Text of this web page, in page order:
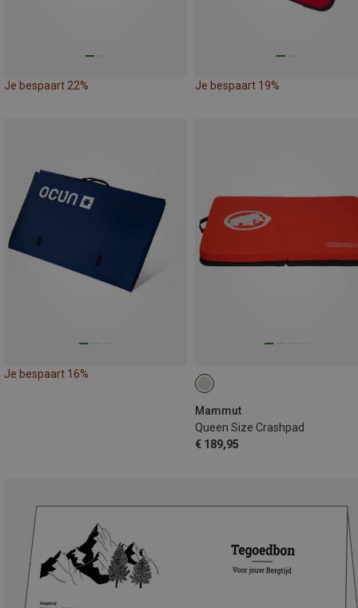
Je bespaart 22% Je bespaart 19%
Je bespaart 16%
Mammut
Queen Size Crashpad
€ 189,95